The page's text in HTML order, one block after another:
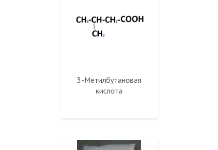
3-Метилбутановая
кислота